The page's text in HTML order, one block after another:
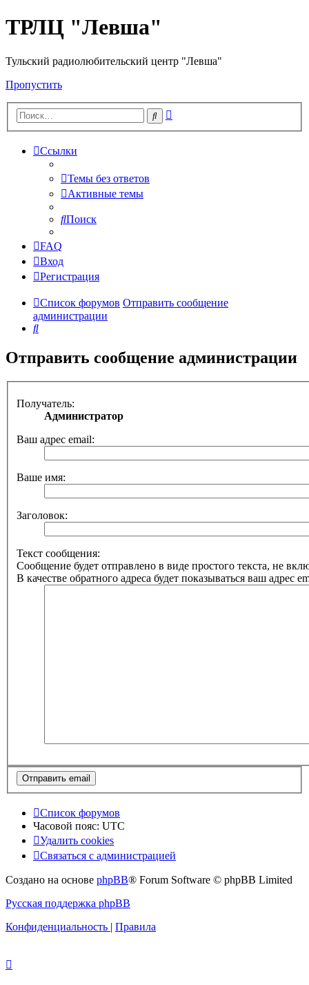
ТРЛЦ "Левша"
Тульский радиолюбительский центр "Левша"
Пропустить
Поиск
Ссылки
Темы без ответов
Активные темы
Поиск
FAQ
Вход
Регистрация
Список форумов Отправить сообщение
администрации
Поиск
Отправить сообщение администрации
Получатель:
Администратор
Ваш адрес email:
Ваше имя:
Заголовок:
Текст сообщения:
Сообщение будет отправлено в виде простого текста, не
В качестве обратного адреса будет показываться ваш адрес
Список форумов
Часовой пояс: UTC
Удалить cookies
Связаться с администрацией
Создано на основе phpBB® Forum Software © phpBB Limited
Русская поддержка phpBB
Конфиденциальность
Правила